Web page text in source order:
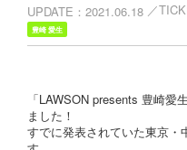
UPDATE 2021.06.18
豊崎 愛生
「LAWSON presents 豊崎
ました！
すでに発表されていた東京